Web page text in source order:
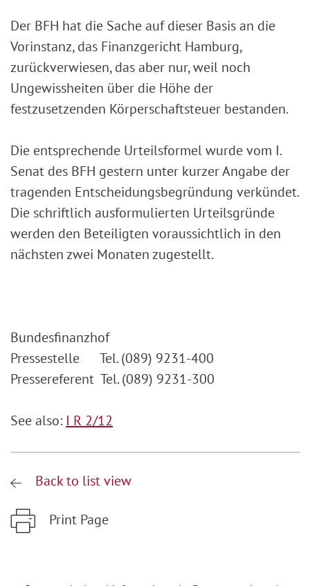
Der BFH hat die Sache auf dieser Basis an die
Vorinstanz, das Finanzgericht Hamburg,
zurückverwiesen, das aber nur, weil noch
Ungewissheiten über die Höhe der
festzusetzenden Körperschaftsteuer bestanden.
Die entsprechende Urteilsformel wurde vom I.
Senat des BFH gestern unter kurzer Angabe der
tragenden Entscheidungsbegründung verkündet.
Die schriftlich ausformulierten Urteilsgründe
werden den Beteiligten voraussichtlich in den
nächsten zwei Monaten zugestellt.
Bundesfinanzhof
Pressestelle Tel. (089) 9231-400
Pressereferent Tel. (089) 9231-300
See also: I R 2/12
Back to list view
Print Page